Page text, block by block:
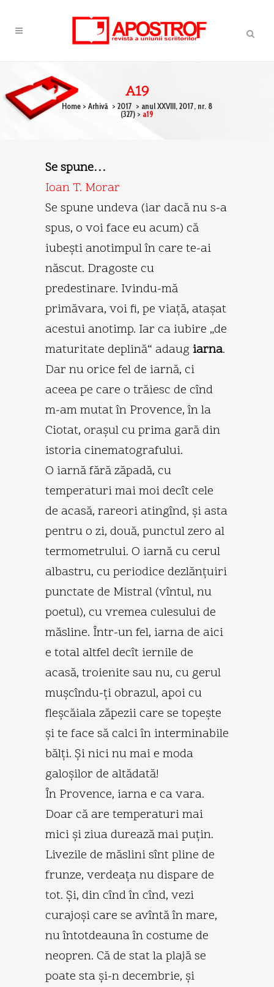
A19
Home > Arhivă > 2017 > anul XXVIII, 2017, nr. 8
(327) > a19
Se spune…
Ioan T. Morar
Se spune undeva (iar dacă nu s-a
spus, o voi face eu acum) că
iubeşti anotimpul în care te-ai
născut. Dragoste cu
predestinare. Ivindu-mă
primăvara, voi fi, pe viaţă, ataşat
acestui anotimp. Iar ca iubire „de
maturitate deplină“ adaug iarna.
Dar nu orice fel de iarnă, ci
aceea pe care o trăiesc de cînd
m-am mutat în Provence, în la
Ciotat, oraşul cu prima gară din
istoria cinematografului.
O iarnă fără zăpadă, cu
temperaturi mai moi decît cele
de acasă, rareori atingînd, şi asta
pentru o zi, două, punctul zero al
termometrului. O iarnă cu cerul
albastru, cu periodice dezlănţuiri
punctate de Mistral (vîntul, nu
poetul), cu vremea culesului de
măsline. Într-un fel, iarna de aici
e total alt­fel decît iernile de
acasă, troienite sau nu, cu gerul
muşcîndu-ţi obrazul, apoi cu
fleşcăiala zăpezii care se topeşte
şi te face să calci în interminabile
bălţi. Şi nici nu mai e moda
galoşilor de altădată!
În Provence, iarna e ca vara.
Doar că are temperaturi mai
mici şi ziua durează mai puţin.
Livezile de măslini sînt pline de
frunze, verdeaţa nu dispare de
tot. Şi, din cînd în cînd, vezi
curajoşi care se avîntă în mare,
nu întotdeauna în costume de
neopren. Că de stat la plajă se
poate sta şi-n decembrie, şi